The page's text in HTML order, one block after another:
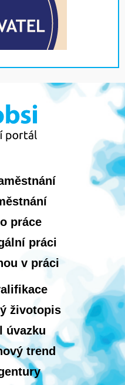
práce
práci
v práci
životopis
úvazku
trend